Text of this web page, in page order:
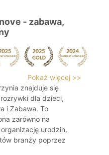
- zabawa,
Pokaż więcej >>
znajduje się
dla dzieci,
i Zabawa. To
zarówno na
urodzin,
branży poprzez